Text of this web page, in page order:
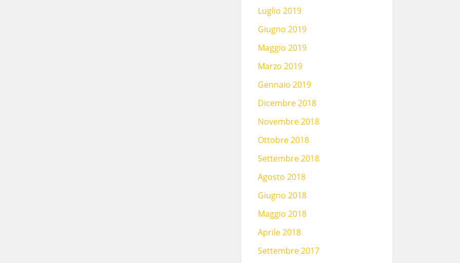
Luglio 2019
Giugno 2019
Maggio 2019
Marzo 2019
Gennaio 2019
Dicembre 2018
Novembre 2018
Ottobre 2018
Settembre 2018
Agosto 2018
Giugno 2018
Maggio 2018
Aprile 2018
Settembre 2017